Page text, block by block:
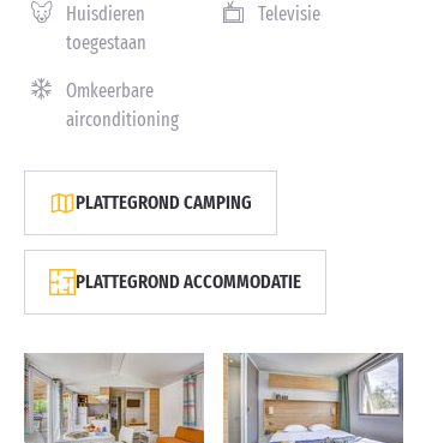
Huisdieren
toegestaan
Televisie
Omkeerbare
airconditioning
PLATTEGROND CAMPING
PLATTEGROND ACCOMMODATIE